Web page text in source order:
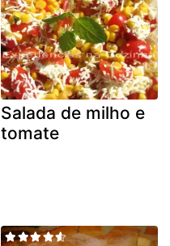
Salada de milho e
tomate